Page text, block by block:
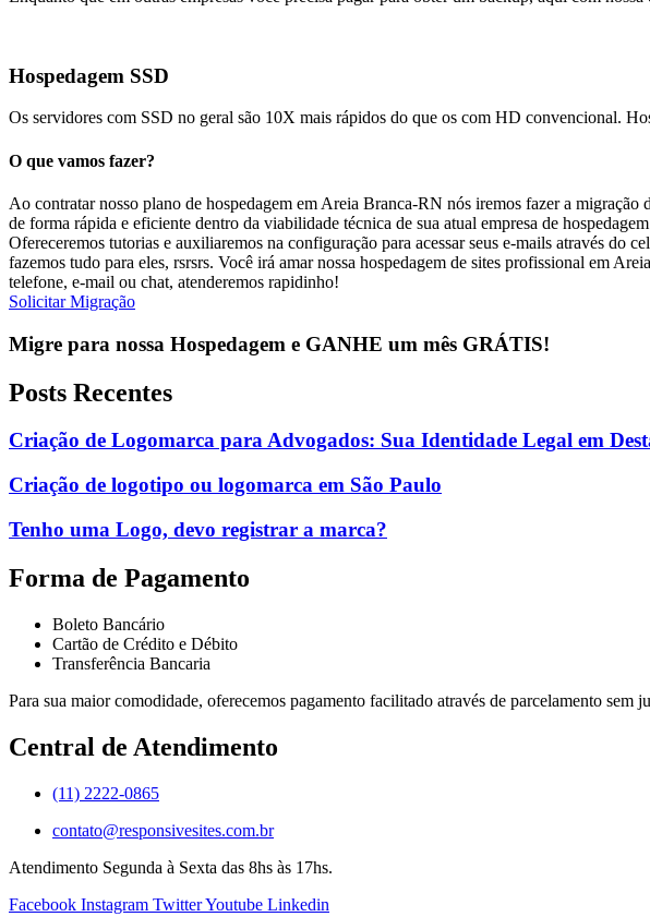
Hospedagem SSD
Os servidores com SSD no geral são 10X mais rápidos do que os com HD convencional.
O que vamos fazer?
Ao contratar nosso plano de hospedagem em Areia Branca-RN nós iremos fazer a
de forma rápida e eficiente dentro da viabilidade técnica de sua atual empresa de
Ofereceremos tutorias e auxiliaremos na configuração para acessar seus e-mails através do
fazemos tudo para eles, rsrsrs. Você irá amar nossa hospedagem de sites profissional em
telefone, e-mail ou chat, atenderemos rapidinho!
Solicitar Migração
Migre para nossa Hospedagem e GANHE um mês GRÁTIS!
Posts Recentes
Criação de Logomarca para Advogados: Sua Identidade Legal em
Criação de logotipo ou logomarca em São Paulo
Tenho uma Logo, devo registrar a marca?
Forma de Pagamento
Boleto Bancário
Cartão de Crédito e Débito
Transferência Bancaria
Para sua maior comodidade, oferecemos pagamento facilitado através de parcelamento sem
Central de Atendimento
(11) 2222-0865
contato@responsivesites.com.br
Atendimento Segunda à Sexta das 8hs às 17hs.
Facebook Instagram TwitterYoutube Linkedin